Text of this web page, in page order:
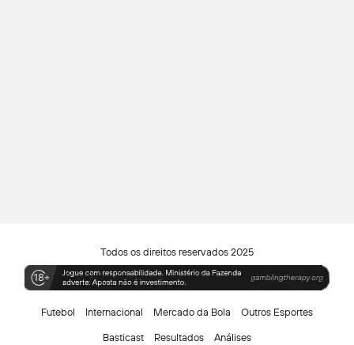
Todos os direitos reservados 2025
Futebol Internacional Mercado da Bola Outros Esportes
Basticast Resultados Análises